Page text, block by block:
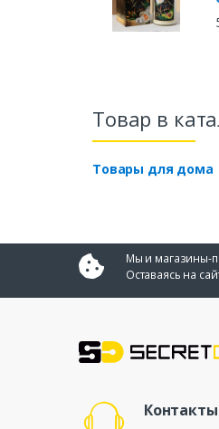
Товар в
Товары для дома
Мы и магазины-
Оставаясь на
Контакты